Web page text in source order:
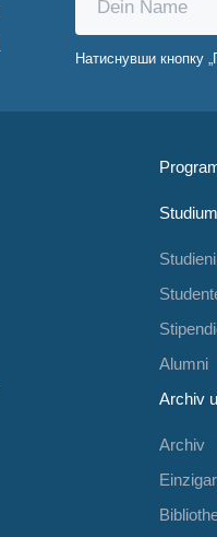
Натиснувши кнопку
Studium
Alumni
Archiv
Archiv